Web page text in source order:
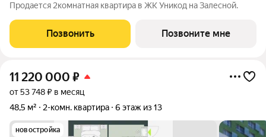
Продается 2комнатная квартира в ЖК Уникод на Залесной.
Позвонить Позвоните мне
11 220 000 ₽
от 53 748 ₽ в месяц
48,5 м²
2-комн. квартира 6 этаж из 13
новостройка